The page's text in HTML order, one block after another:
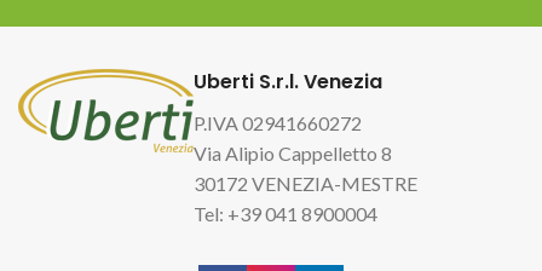
Uberti S.r.l. Venezia
P.IVA 02941660272
Via Alipio Cappelletto 8
30172 VENEZIA-MESTRE
Tel: +39 041 8900004